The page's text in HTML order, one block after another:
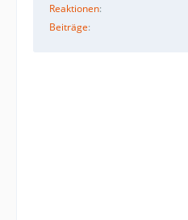
Reaktionen
Beiträge